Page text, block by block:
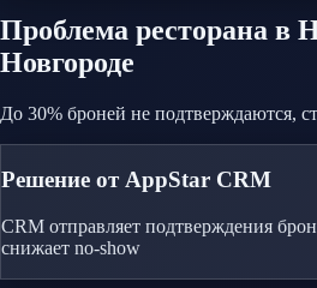
Проблема ресторана в
Новгороде
До 30% броней не подтверждаются,
Решение от AppStar CRM
CRM отправляет подтверждения
снижает no-show